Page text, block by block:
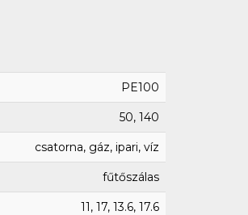
PE100
50, 140
csatorna, gáz, ipari, víz
fűtőszálas
11, 17, 13.6, 17.6